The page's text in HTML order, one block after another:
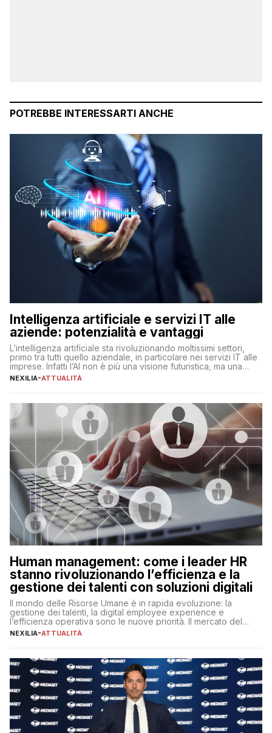
POTREBBE INTERESSARTI ANCHE
Intelligenza artificiale e servizi IT alle
aziende: potenzialità e vantaggi
L’intelligenza artificiale sta rivoluzionando moltissimi settori,
primo tra tutti quello aziendale, in particolare nei servizi IT alle
imprese. Infatti l’AI non è più una visione futuristica, ma una
realtà operativa che sta portando a un cambio significativo in
operazioni, bensì comporta […]
NEXILIA-ATTUALITÀ
Human management: come i leader HR
stanno rivoluzionando l’efficienza e la
gestione dei talenti con soluzioni digitali
Il mondo delle Risorse Umane è in rapida evoluzione: la
gestione dei talenti, la digital employee experience e
l’efficienza operativa sono le nuove priorità. Il mercato del
lavoro, d’altra parte, è sempre più competitivo con una lotta
NEXILIA-ATTUALITÀ